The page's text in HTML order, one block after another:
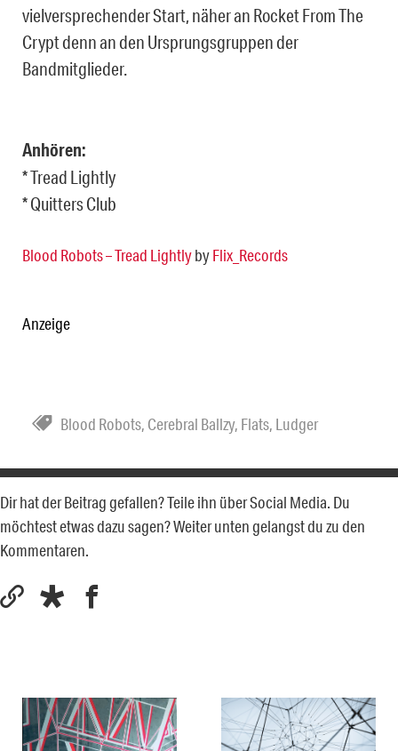
vielversprechender Start, näher an Rocket From The
Crypt denn an den Ursprungsgruppen der
Bandmitglieder.
Anhören:
* Tread Lightly
* Quitters Club
Blood Robots – Tread LightlybyFlix_Records
Anzeige
Blood Robots, Cerebral Ballzy, Flats, Ludger
Dir hat der Beitrag gefallen? Teile ihn über Social Media. Du
möchtest etwas dazu sagen? Weiter unten gelangst du zu den
Kommentaren.